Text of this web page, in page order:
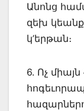
Անոնց
զեխ
կ’երթան։
6. Ոչ